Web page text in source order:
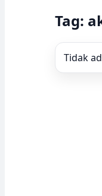
Tag:
Tidak